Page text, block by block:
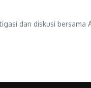
dan diskusi